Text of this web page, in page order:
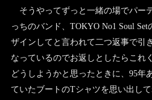
そうやってずっと一緒の場でパー
っちのバンド、TOKYO No1 Soul
ザインしてと言われて二つ返事で引
なっているのでお返しとしたらこれ
どうしようかと思ったときに、95年
ていたブートのTシャツを思い出し